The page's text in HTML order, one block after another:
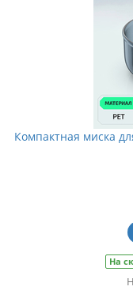
Компактная миска
На